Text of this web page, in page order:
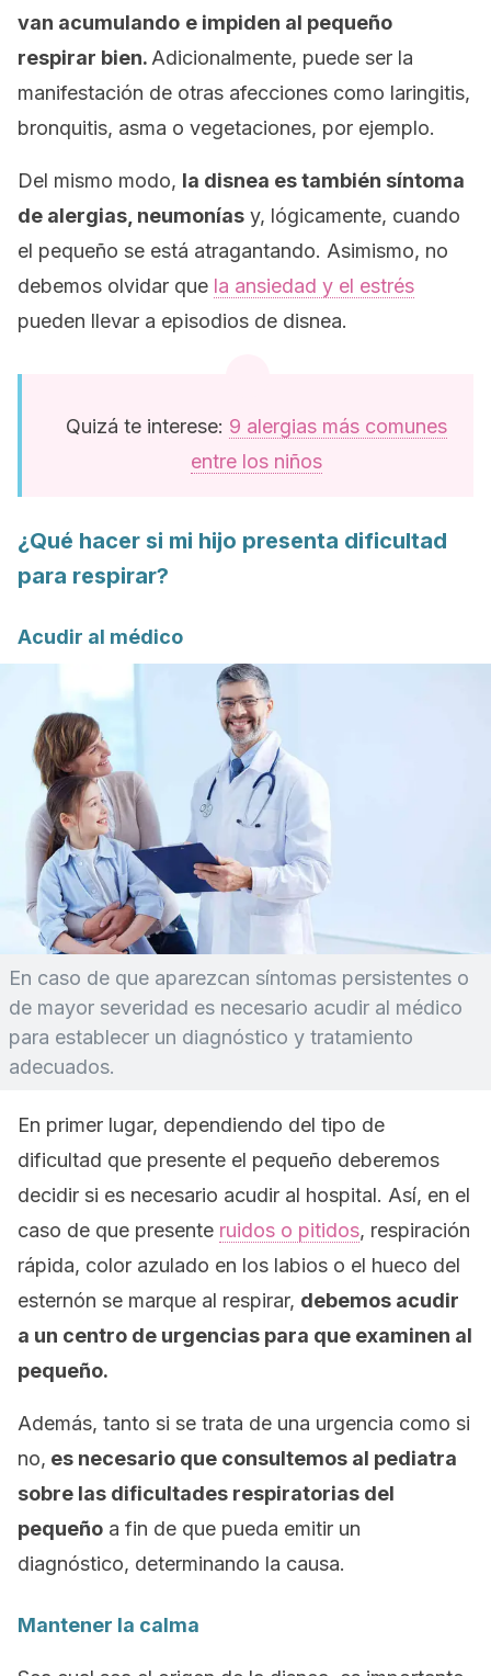
van acumulando e impiden al pequeño
respirar bien. Adicionalmente, puede ser la
manifestación de otras afecciones como laringitis,
bronquitis, asma o vegetaciones, por ejemplo.
Del mismo modo, la disnea es también síntoma
de alergias, neumonías y, lógicamente, cuando
el pequeño se está atragantando. Asimismo, no
debemos olvidar que la ansiedad y el estrés
pueden llevar a episodios de disnea.
Quizá te interese: 9 alergias más comunes
entre los niños
¿Qué hacer si mi hijo presenta dificultad
para respirar?
Acudir al médico
En caso de que aparezcan síntomas persistentes o
de mayor severidad es necesario acudir al médico
para establecer un diagnóstico y tratamiento
adecuados.
En primer lugar, dependiendo del tipo de
dificultad que presente el pequeño deberemos
decidir si es necesario acudir al hospital. Así, en el
caso de que presente ruidos o pitidos, respiración
rápida, color azulado en los labios o el hueco del
esternón se marque al respirar, debemos acudir
a un centro de urgencias para que examinen al
pequeño.
Además, tanto si se trata de una urgencia como si
no, es necesario que consultemos al pediatra
sobre las dificultades respiratorias del
pequeño a fin de que pueda emitir un
diagnóstico, determinando la causa.
Mantener la calma